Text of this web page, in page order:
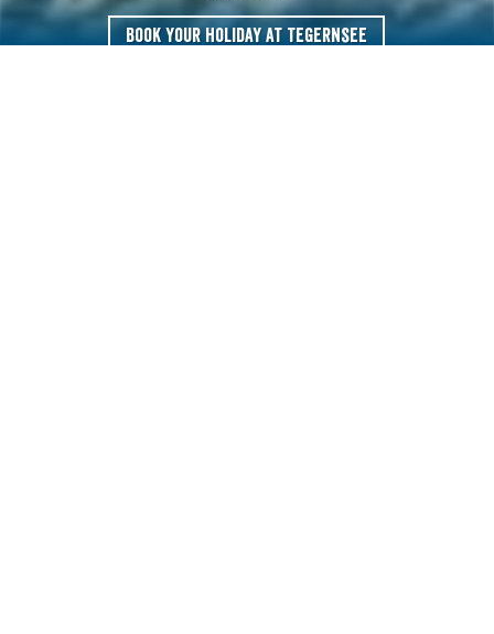
Book your holiday at Tegernsee